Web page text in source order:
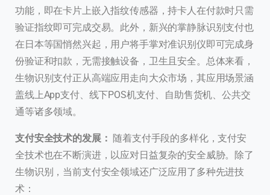
功能，即在卡片上嵌入指纹传感器，持卡人在付款时只需
验证指纹即可完成交易。此外，新兴的掌静脉识别支付也
在日本等国悄然兴起，用户将手掌对准识别仪即可完成身
份验证和扣款，无需接触设备，卫生且安全。总体来看，
生物识别支付正从高端应用走向大众市场，其应用场景涵
盖线上App支付、线下POS机支付、自助售货机、公共交
通等诸多领域。
支付安全技术的发展： 随着支付手段的多样化，支付安
全技术也在不断演进，以应对日益复杂的安全威胁。除了
生物识别，当前支付安全领域还广泛应用了多种先进技
术：